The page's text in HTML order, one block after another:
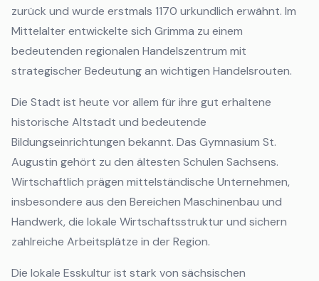
zurück und wurde erstmals 1170 urkundlich erwähnt. Im
Mittelalter entwickelte sich Grimma zu einem
bedeutenden regionalen Handelszentrum mit
strategischer Bedeutung an wichtigen Handelsrouten.
Die Stadt ist heute vor allem für ihre gut erhaltene
historische Altstadt und bedeutende
Bildungseinrichtungen bekannt. Das Gymnasium St.
Augustin gehört zu den ältesten Schulen Sachsens.
Wirtschaftlich prägen mittelständische Unternehmen,
insbesondere aus den Bereichen Maschinenbau und
Handwerk, die lokale Wirtschaftsstruktur und sichern
zahlreiche Arbeitsplätze in der Region.
Die lokale Esskultur ist stark von sächsischen